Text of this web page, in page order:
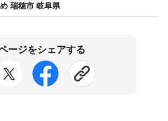
瑞穂市 岐阜県
ージをシェアする